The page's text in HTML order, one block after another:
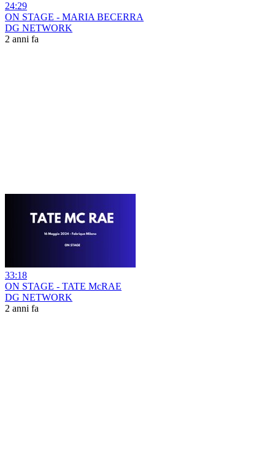
24:29
ON STAGE - MARIA BECERRA
DG NETWORK
2 anni fa
33:18
ON STAGE - TATE McRAE
DG NETWORK
2 anni fa